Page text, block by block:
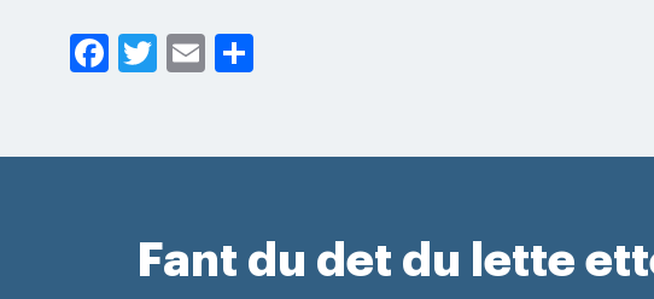
Facebook
Twitter
Email
Fant du det du lette